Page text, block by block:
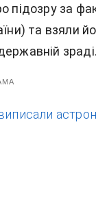
підозру за
та взяли
зраді.